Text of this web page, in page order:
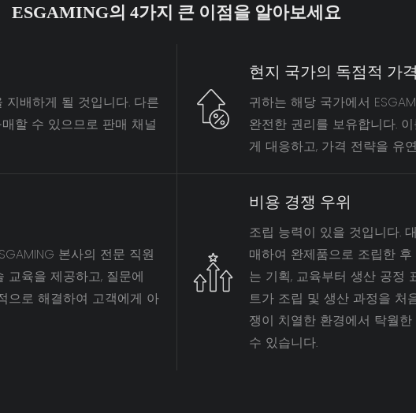
ESGAMING의 4가지 큰 이점을 알아보세요
배하게 될 것입니다. 다른
할 수 있으므로 판매 채널
현지 국가의 독점적 가
귀하는 해당 국가에서
완전한 권리를 보유합니다.
게 대응하고, 가격 전략을 유
본사의 전문 직원
교육을 제공하고, 질문에
으로 해결하여 고객에게 아
비용 경쟁 우위
조립 능력이 있을 것입니다.
매하여 완제품으로 조립한
는 기획, 교육부터 생산 공정
트가 조립 및 생산 과정을 처
쟁이 치열한 환경에서 탁월
수 있습니다.